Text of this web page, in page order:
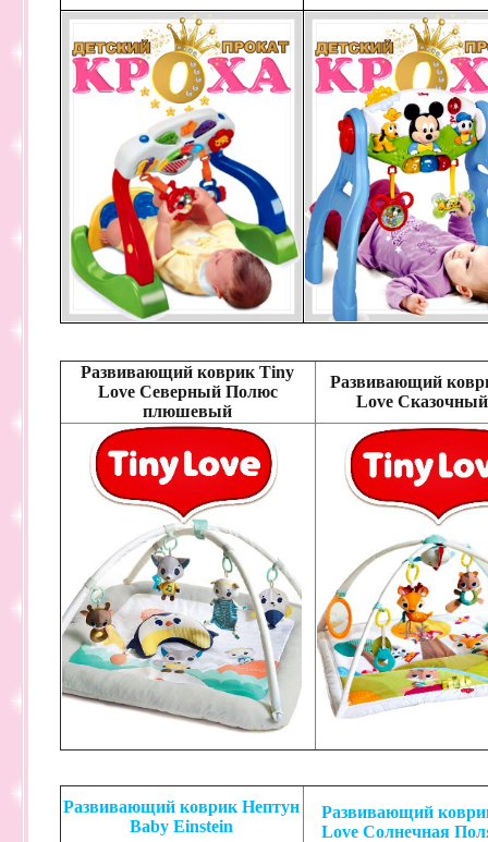
Развивающий коврик Tiny
Love Северный Полюс
плюшевый
Развивающий
Love
Развивающий коврик Нептун
Baby Einstein
Развивающий
Love Солнечная